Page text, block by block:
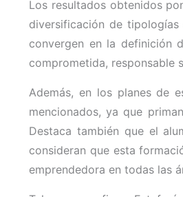
Los resultados obtenidos
diversificación de
convergen en la definición
comprometida, responsable
Además, en los planes de
mencionados, ya que
Destaca también que el
consideran que esta
emprendedora en todas las